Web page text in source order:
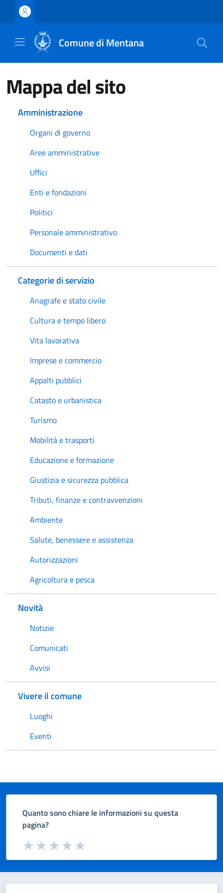
Vai ai contenuti
Vai al footer
Comune di Mentana
Mappa del sito
Amministrazione
Organi di governo
Aree amministrative
Uffici
Enti e fondazioni
Politici
Personale amministrativo
Documenti e dati
Categorie di servizio
Anagrafe e stato civile
Cultura e tempo libero
Vita lavorativa
Imprese e commercio
Appalti pubblici
Catasto e urbanistica
Turismo
Mobilità e trasporti
Educazione e formazione
Giustizia e sicurezza pubblica
Tributi, finanze e contravvenzioni
Ambiente
Salute, benessere e assistenza
Autorizzazioni
Agricoltura e pesca
Novità
Notizie
Comunicati
Avvisi
Vivere il comune
Luoghi
Eventi
Quanto sono chiare le informazioni su questa
pagina?
Valuta da 1 a 5 stelle la pagina
Valuta 5 stelle su 5
Valuta 4 stelle su 5
Valuta 3 stelle su 5
Valuta 2 stelle su 5
Valuta 1 stelle su 5